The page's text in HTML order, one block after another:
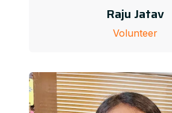
Raju Jatav
Volunteer